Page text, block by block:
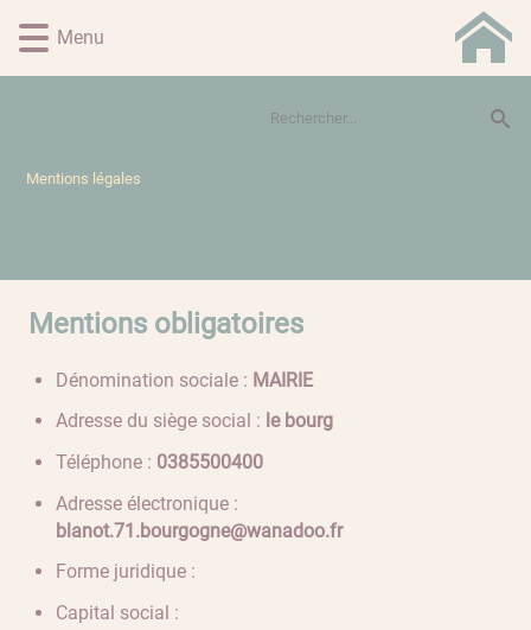
d'accès
d'accès
d'accès
d'accès
page
Menu
Mentions légales
Mentions obligatoires
Dénomination sociale : MAIRIE
Adresse du siège social : le bourg
Téléphone : 0040055830
Adresse électronique :
rf.oodanaw@engogruob.17.tonalb
Forme juridique :
Capital social :